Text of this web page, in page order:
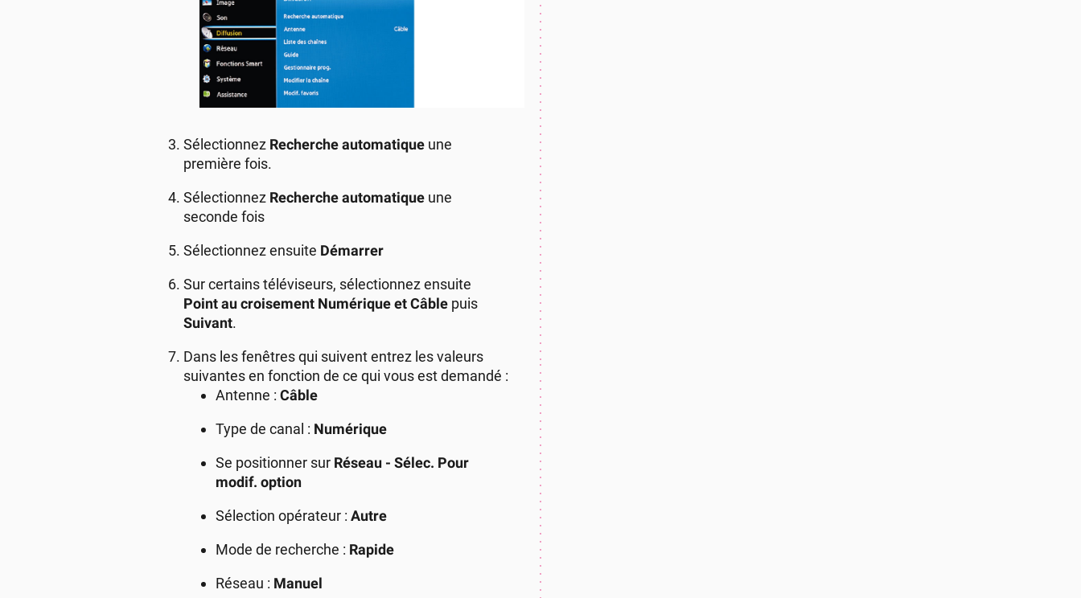
Sélectionnez Recherche automatiqueune
première fois.
Sélectionnez Recherche automatiqueune
seconde fois
Sélectionnez ensuite Démarrer
Sur certains téléviseurs, sélectionnez ensuite
Point au croisement Numérique et Câblepuis
Suivant.
Dans les fenêtres qui suivent entrez les valeurs
suivantes en fonction de ce qui vous est demandé :
Antenne : Câble
Type de canal : Numérique
Se positionner sur Réseau - Sélec. Pour
modif. option
Sélection opérateur : Autre
Mode de recherche : Rapide
Réseau : Manuel